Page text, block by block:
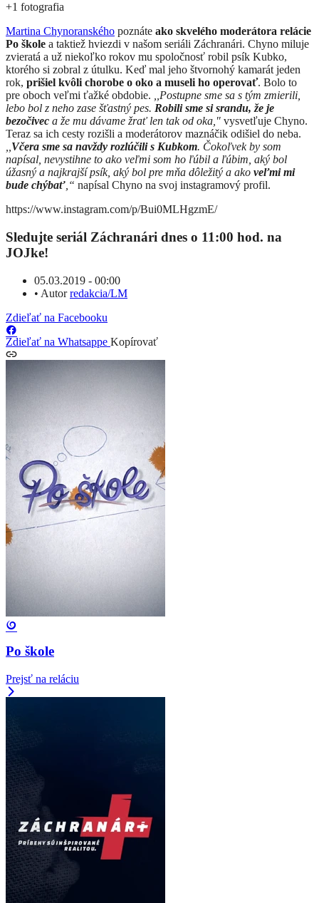
+1 fotografia
​Martina Chynoranského poznáte ako skvelého moderátora relácie
Po škole a taktiež hviezdi v našom seriáli Záchranári. Chyno miluje
zvieratá a už niekoľko rokov mu spoločnosť robil psík Kubko,
ktorého si zobral z útulku. Keď mal jeho štvornohý kamarát jeden
rok, prišiel kvôli chorobe o oko a museli ho operovať. Bolo to
pre oboch veľmi ťažké obdobie.
,,Postupne sme sa s tým zmierili,
lebo bol z neho zase šťastný pes. Robili sme si srandu, že je
bezočivec a že mu dávame žrať len tak od oka," vysvetľuje Chyno.
Teraz sa ich cesty rozišli a moderátorov maznáčik odišiel do neba.
Včera sme sa navždy rozlúčili s Kubkom. Čokoľvek by som
napísal, nevystihne to ako veľmi som ho ľúbil a ľúbim, aký bol
úžasný a najkrajší psík, aký bol pre mňa dôležitý a ako veľmi mi
bude chýbať ,“ napísal Chyno na svoj instagramový profil.
https://www.instagram.com/p/Bui0MLHgzmE/
Sledujte seriál Záchranári dnes o 11:00 hod. na
JOJke!
05.03.2019 - 00:00
• Autorredakcia/LM
Zdieľať na Facebooku
Zdieľať na Whatsappe Kopírovať
Po škole
Prejsť na reláciu